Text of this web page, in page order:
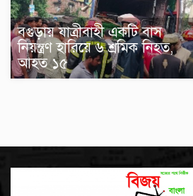
বগুড়ায় যাত্রীবাহী একটি বাস
নিয়ন্ত্রণ হারিয়ে ৬ শ্রমিক নিহত,
আহত ১৫